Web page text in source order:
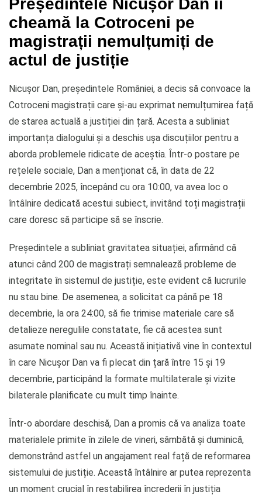
cheamă la Cotroceni pe
magistrații nemulțumiți de
actul de justiție
Nicușor Dan, președintele României, a decis să convoace la
Cotroceni magistrații care și-au exprimat nemulțumirea față
de starea actuală a justiției din țară. Acesta a subliniat
importanța dialogului și a deschis ușa discuțiilor pentru a
aborda problemele ridicate de aceștia. Într-o postare pe
rețelele sociale, Dan a menționat că, în data de 22
decembrie 2025, începând cu ora 10:00, va avea loc o
întâlnire dedicată acestui subiect, invitând toți magistrații
care doresc să participe să se înscrie.
Președintele a subliniat gravitatea situației, afirmând că
atunci când 200 de magistrați semnalează probleme de
integritate în sistemul de justiție, este evident că lucrurile
nu stau bine. De asemenea, a solicitat ca până pe 18
decembrie, la ora 24:00, să fie trimise materiale care să
detalieze neregulile constatate, fie că acestea sunt
asumate nominal sau nu. Această inițiativă vine în contextul
în care Nicușor Dan va fi plecat din țară între 15 și 19
decembrie, participând la formate multilaterale și vizite
bilaterale planificate cu mult timp înainte.
Într-o abordare deschisă, Dan a promis că va analiza toate
materialele primite în zilele de vineri, sâmbătă și duminică,
demonstrând astfel un angajament real față de reformarea
sistemului de justiție. Această întâlnire ar putea reprezenta
un moment crucial în restabilirea încrederii în justiția